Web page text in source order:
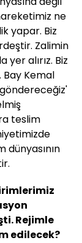
ne
yapar. Biz
Zalimin
yer alırız. Biz
Bay Kemal
teslim
dünyasının
Rejimle
edilecek?